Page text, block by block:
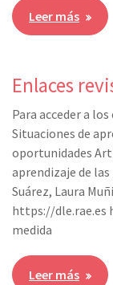
Leer más
Enlaces
Para acceder a
Situaciones de
oportunidades
aprendizaje de
Suárez, Laura
https://dle.rae.es
medida
Leer más